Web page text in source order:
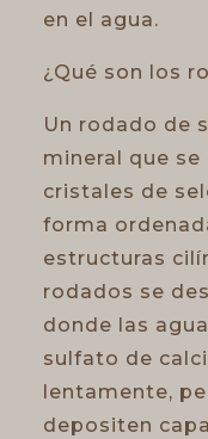
en el agua.
¿Qué son los
Un rodado de
mineral que
cristales de
forma
estructuras
rodados se
donde las
sulfato de
lentamente,
depositen